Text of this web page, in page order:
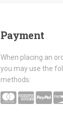
Payment
When placing an
you may use the
methods: